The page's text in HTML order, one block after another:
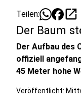
Teilen: open_in_new
Der Baum
Der Aufbau des
offiziell
45 Meter hohe
Veröffentlicht: